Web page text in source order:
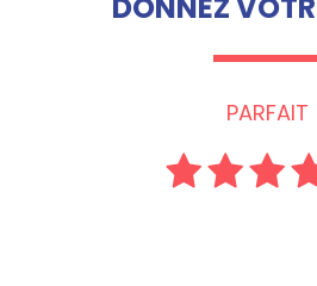
DONNEZ
PARFAIT